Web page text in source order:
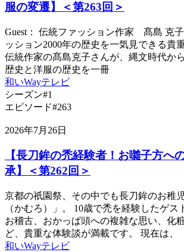
服の変遷】＜第263回＞
Guest： 伝統ファッション作家 髙島 克
ッション2000年の歴史を一気見できる貴
伝統作家の髙島克子さんが、縄文時代か
歴史と洋服の歴史を一冊
和いWayテレビ
シーズン#1
エピソード#263
2026年7月26日
【長刀鉾の禿経験者！お囃子方へ
承】＜第262回＞
京都の祇園祭、その中でも長刀鉾のお稚
（かむろ）」。 10歳で禿を経験したゲス
お稽古、おかっぱ頭への複雑な思い、化
ど、貴重な体験談が満載です。 現在は、
和いWayテレビ